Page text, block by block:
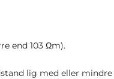
end 103Ωm).
lig med eller mindre